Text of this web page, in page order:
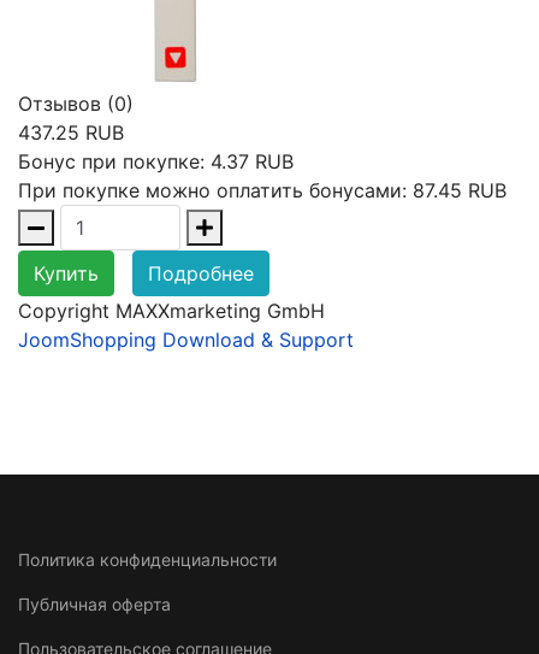
Отзывов (0)
437.25 RUB
Бонус при покупке: 4.37 RUB
При покупке можно оплатить бонусами: 87.45 RUB
Купить
Подробнее
Copyright MAXXmarketing GmbH
JoomShopping Download & Support
Политика конфиденциальности
Публичная оферта
Пользовательское соглашение